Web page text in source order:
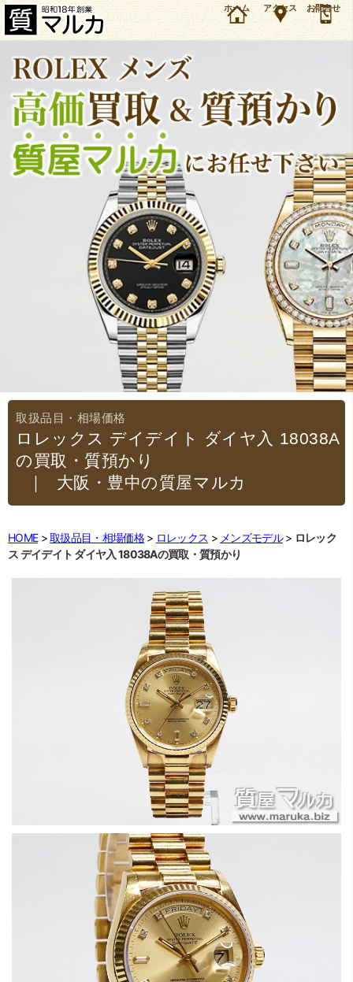
大阪・豊中市のお客様よりロレックス デイデイト ダイヤ入 18038Aを188万円で買取しまし
た。ロレックス メンズモデルの買取＆質預かり・質入れは大阪・豊中の質屋マルカにお任せ下
さい。（2025年10月時点の価格です）
ホーム アクセス お問合せ
ロレックス デイデイト ダイヤ入 18038A
の買取・質預かり
｜大阪・豊中の質屋マルカ
HOME 取扱品目・相場価格 ロレックス メンズモデル
ロレック
ス デイデイト ダイヤ入 18038Aの買取・質預かり